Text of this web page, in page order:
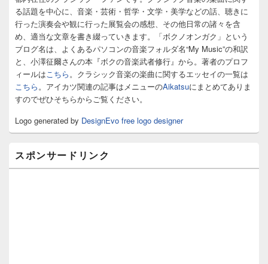
バ
ー
ウ
ィ
ト
エ
ア
る話題を中心に、音楽・芸術・哲学・文学・美学などの話、聴きに
行った演奏会や観に行った展覧会の感想、その他日常の諸々を含
め、適当な文章を書き綴っていきます。「ボクノオンガク」という
ブログ名は、よくあるパソコンの音楽フォルダ名“My Music”の和訳
と、小澤征爾さんの本『ボクの音楽武者修行』から。著者のプロフ
ィールは こちら 。クラシック音楽の楽曲に関するエッセイの一覧は
こちら 。アイカツ関連の記事はメニューのAikatsuにまとめてありま
すのでぜひそちらからご覧ください。
Logo generated by DesignEvo free logo designer
スポンサードリンク